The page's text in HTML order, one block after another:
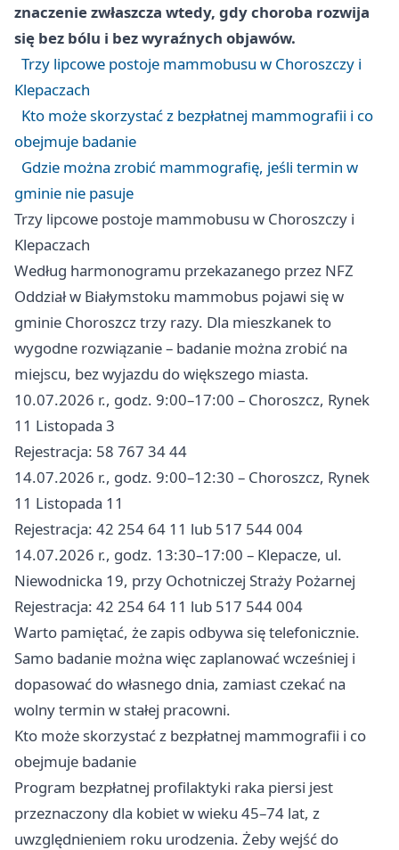
znaczenie zwłaszcza wtedy, gdy choroba rozwija
się bez bólu i bez wyraźnych objawów.
Trzy lipcowe postoje mammobusu w Choroszczy i
Klepaczach
Kto może skorzystać z bezpłatnej mammografii i co
obejmuje badanie
Gdzie można zrobić mammografię, jeśli termin w
gminie nie pasuje
Trzy lipcowe postoje mammobusu w Choroszczy i
Klepaczach
Według harmonogramu przekazanego przez NFZ
Oddział w Białymstoku mammobus pojawi się w
gminie Choroszcz trzy razy. Dla mieszkanek to
wygodne rozwiązanie – badanie można zrobić na
miejscu, bez wyjazdu do większego miasta.
10.07.2026 r., godz. 9:00–17:00 – Choroszcz, Rynek
11 Listopada 3
Rejestracja: 58 767 34 44
14.07.2026 r., godz. 9:00–12:30 – Choroszcz, Rynek
11 Listopada 11
Rejestracja: 42 254 64 11 lub 517 544 004
14.07.2026 r., godz. 13:30–17:00 – Klepacze, ul.
Niewodnicka 19, przy Ochotniczej Straży Pożarnej
Rejestracja: 42 254 64 11 lub 517 544 004
Warto pamiętać, że zapis odbywa się telefonicznie.
Samo badanie można więc zaplanować wcześniej i
dopasować do własnego dnia, zamiast czekać na
wolny termin w stałej pracowni.
Kto może skorzystać z bezpłatnej mammografii i co
obejmuje badanie
Program bezpłatnej profilaktyki raka piersi jest
przeznaczony dla kobiet w wieku 45–74 lat, z
uwzględnieniem roku urodzenia. Żeby wejść do